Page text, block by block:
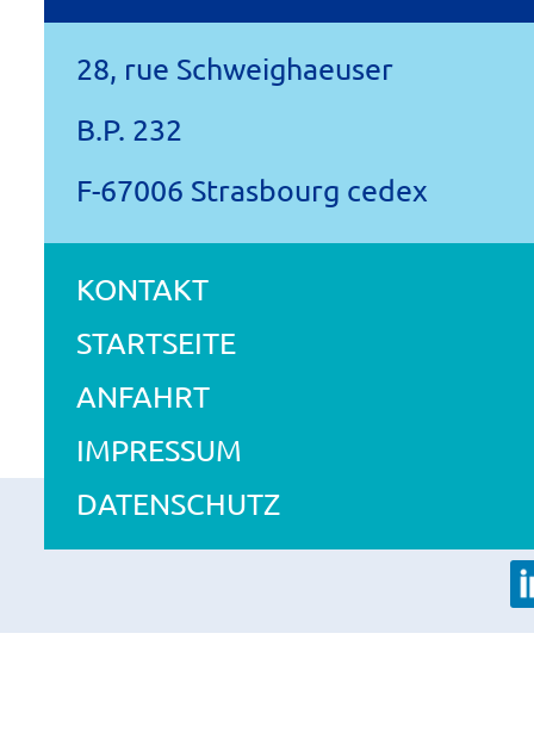
28, rue Schweighaeuser
B.P. 232
F-67006 Strasbourg cedex
KONTAKT
STARTSEITE
ANFAHRT
IMPRESSUM
DATENSCHUTZ